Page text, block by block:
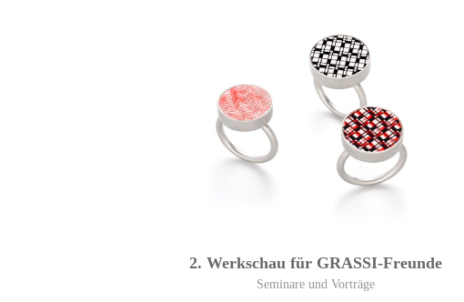
2. Werkschau für GRASSI-Freunde
Seminare und Vorträge